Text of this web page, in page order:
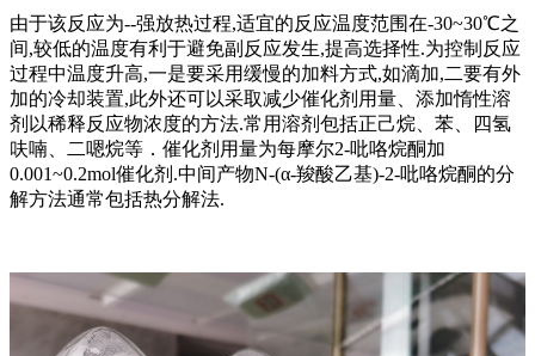
由于该反应为--强放热过程,适宜的反应温度范围在-30~30℃之
间,较低的温度有利于避免副反应发生,提高选择性.为控制反应
过程中温度升高,一是要采用缓慢的加料方式,如滴加,二要有外
加的冷却装置,此外还可以采取减少催化剂用量、添加惰性溶
剂以稀释反应物浓度的方法.常用溶剂包括正己烷、苯、四氢
呋喃、二嗯烷等．催化剂用量为每摩尔2-吡咯烷酮加
0.001~0.2mol催化剂.中间产物N-(α-羧酸乙基)-2-吡咯烷酮的分
解方法通常包括热分解法.